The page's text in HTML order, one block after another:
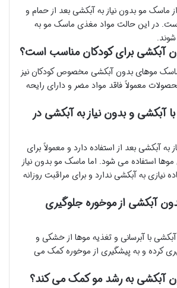
ماسک مو بدون نیاز به آبکشی بعد از حمام و
در این حالت مواد مغذی ماسک مو به
آبکشی برای کودکان مناسب است؟
ماسک موهای بدون آبکشی مخصوص کودکان نیز
معمولاً فاقد مواد مضر و دارای رایحه
آبکشی و بدون نیاز به آبکشی در
به آبکشی بعد از استفاده دارد و معمولاً برای
موها استفاده می شود. اما ماسک مو بدون نیاز
نیازی به آبکشی ندارد و برای مراقبت روزانه
آبکشی از موخوره جلوگیری
با آبرسانی و تغذیه موها از خشکی و
کرده و به پیشگیری از موخوره کمک می
آبکشی به رشد مو کمک می کند؟